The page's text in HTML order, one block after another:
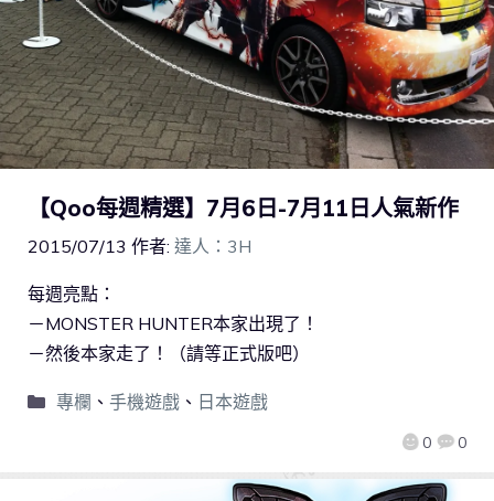
【Qoo每週精選】7月6日-7月11日人氣新作
2015/07/13 作者: 達人：3H
0 0
每週亮點：
－MONSTER HUNTER本家出現了！
－然後本家走了！（請等正式版吧）
專欄 、 手機遊戲、 日本遊戲